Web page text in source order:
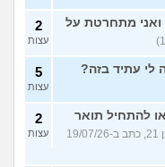
ואני מתחרטת על
2
עצות
5
עצות
להתחיל תואר
(מדמח, בן 21, כתב ב-19/07/26
2
עצות